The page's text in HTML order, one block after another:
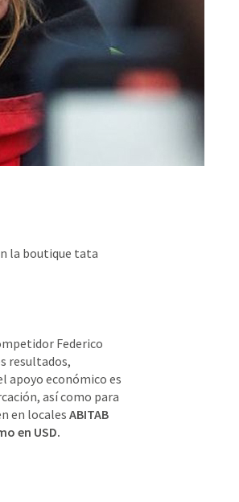
la boutique tata
Federico
resultados,
apoyo económico es
así como para
en localesABITAB
en USD.